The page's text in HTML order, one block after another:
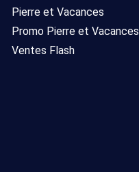
Pierre et Vacances
Promo Pierre et Vacances
Ventes Flash